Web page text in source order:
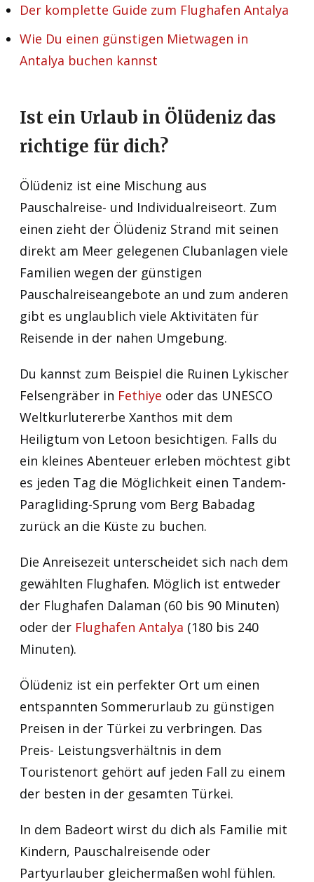
Der komplette Guide zum Flughafen Antalya
Wie Du einen günstigen Mietwagen in
Antalya buchen kannst
Ist ein Urlaub in Ölüdeniz das
richtige für dich?
Ölüdeniz ist eine Mischung aus
Pauschalreise- und Individualreiseort. Zum
einen zieht der Ölüdeniz Strand mit seinen
direkt am Meer gelegenen Clubanlagen viele
Familien wegen der günstigen
Pauschalreiseangebote an und zum anderen
gibt es unglaublich viele Aktivitäten für
Reisende in der nahen Umgebung.
Du kannst zum Beispiel die Ruinen Lykischer
Felsengräber in Fethiye oder das UNESCO
Weltkurlutererbe Xanthos mit dem
Heiligtum von Letoon besichtigen. Falls du
ein kleines Abenteuer erleben möchtest gibt
es jeden Tag die Möglichkeit einen Tandem-
Paragliding-Sprung vom Berg Babadag
zurück an die Küste zu buchen.
Die Anreisezeit unterscheidet sich nach dem
gewählten Flughafen. Möglich ist entweder
der Flughafen Dalaman (60 bis 90 Minuten)
oder der Flughafen Antalya (180 bis 240
Minuten).
Ölüdeniz ist ein perfekter Ort um einen
entspannten Sommerurlaub zu günstigen
Preisen in der Türkei zu verbringen. Das
Preis- Leistungsverhältnis in dem
Touristenort gehört auf jeden Fall zu einem
der besten in der gesamten Türkei.
In dem Badeort wirst du dich als Familie mit
Kindern, Pauschalreisende oder
Partyurlauber gleichermaßen wohl fühlen.